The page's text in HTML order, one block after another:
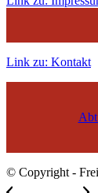
Link zu: Kontakt
© Copyright -